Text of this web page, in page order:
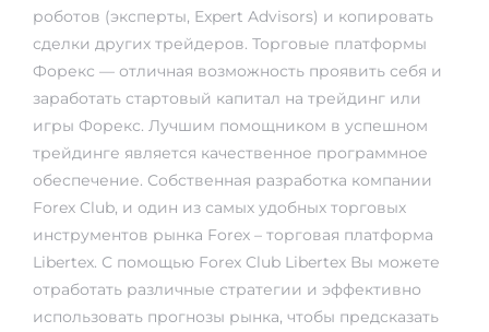
роботов (эксперты, Expert Advisors) и копировать
сделки других трейдеров. Торговые платформы
Форекс — отличная возможность проявить себя и
заработать стартовый капитал на трейдинг или
игры Форекс. Лучшим помощником в успешном
трейдинге является качественное программное
обеспечение. Собственная разработка компании
Forex Club, и один из самых удобных торговых
инструментов рынка Forex – торговая платформа
Libertex. С помощью Forex Club Libertex Вы можете
отработать различные стратегии и эффективно
использовать прогнозы рынка, чтобы предсказать